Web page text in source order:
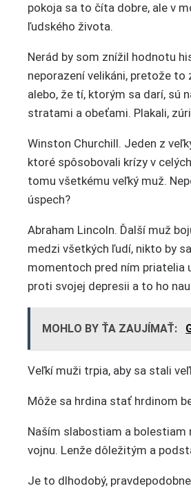
pokoja sa to číta dobre, ale v
ľudského života.
Nerád by som znížil hodnotu
neporazení velikáni, pretože
alebo, že tí, ktorým sa darí, sú
stratami a obeťami. Plakali,
Winston Churchill. Jeden z
ktoré spôsobovali krízy v
tomu všetkému veľký muž.
úspech?
Abraham Lincoln. Ďalší muž
medzi všetkých ľudí, nikto by
momentoch pred ním priatelia
proti svojej depresii a to ho
MOHLO BY ŤA ZAUJÍMAŤ:
Veľkí muži trpia, aby sa stali
Môže sa hrdina stať hrdinom
Naším slabostiam a bolestiam
vojnu. Lenže dôležitým a
Je to dlhodobý,